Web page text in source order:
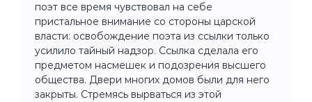
поэт все время чувствовал на себе
пристальное внимание со стороны царской
власти: освобождение поэта из ссылки только
усилило тайный надзор. Ссылка сделала его
предметом насмешек и подозрения высшего
общества. Двери многих домов были для него
закрыты. Стремясь вырваться из этой